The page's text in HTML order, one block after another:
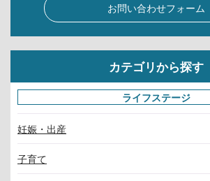
お問い合わせフォーム
カテゴリから探す
ライフステージ
妊娠・出産
子育て